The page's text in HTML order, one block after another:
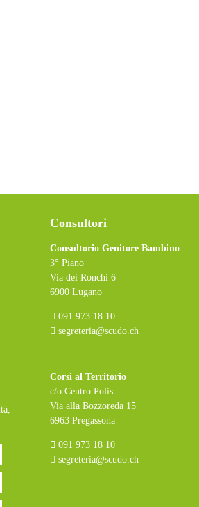
Consultori
Consultorio Genitore Bambino
3° Piano
Via dei Ronchi 6
6900 Lugano
091 973 18 10
segreteria@scudo.ch
Corsi al Territorio
c/o Centro Polis
Via alla Bozzoreda 15
6963 Pregassona
091 973 18 10
segreteria@scudo.ch